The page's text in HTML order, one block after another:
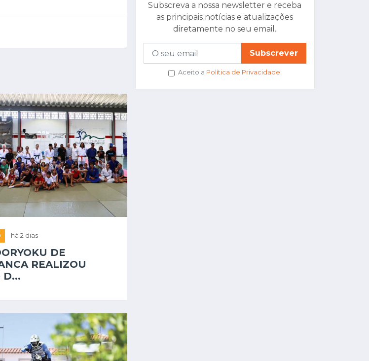
há 2 dias
DE
REALIZOU
D...
Subscreva a nossa newsletter e receba
as principais notícias e atualizações
diretamente no seu email.
Subscrever
Aceito a Política de Privacidade.